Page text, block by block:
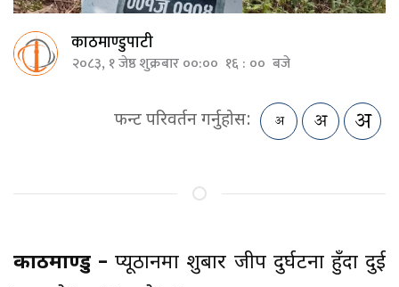
काठमाण्डुपाटी
२०८३, १ जेष्ठ शुक्रबार ००:०० १६ : ०० बजे
फन्ट परिवर्तन गर्नुहोस:
काठमाण्डु – प्यूठानमा शुक्रबार जीप दुर्घटना हुँदा दुई